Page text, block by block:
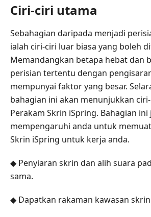
Ciri-ciri utama
Sebahagian daripada menjadi
ialah ciri-ciri luar biasa yang boleh
Memandangkan betapa hebat dan
perisian tertentu dengan
mempunyai faktor yang besar.
bahagian ini akan menunjukkan
Perakam Skrin iSpring. Bahagian
mempengaruhi anda untuk
Skrin iSpring untuk kerja anda.
◆ Penyiaran skrin dan alih suara
sama.
◆ Dapatkan rakaman kawasan